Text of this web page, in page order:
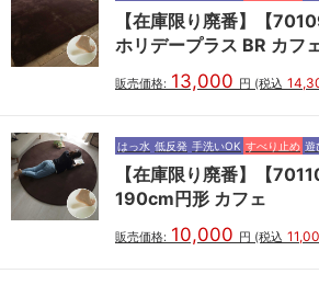
【在庫限り廃番】【
ホリデープラス BR カフ
販売価格: 13,000 円 (税込
はっ水 低反発 手洗いOK すべり止め 遊
【在庫限り廃番】【
190cm円形 カフェ
販売価格: 10,000 円 (税込